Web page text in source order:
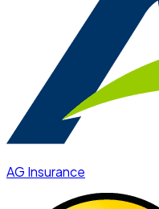
AG Insurance